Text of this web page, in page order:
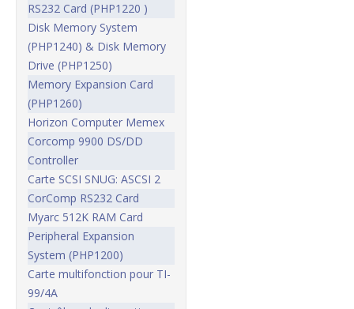
RS232 Card (PHP1220 )
Disk Memory System
(PHP1240) & Disk Memory
Drive (PHP1250)
Memory Expansion Card
(PHP1260)
Horizon Computer Memex
Corcomp 9900 DS/DD
Controller
Carte SCSI SNUG: ASCSI 2
CorComp RS232 Card
Myarc 512K RAM Card
Peripheral Expansion
System (PHP1200)
Carte multifonction pour TI-
99/4A